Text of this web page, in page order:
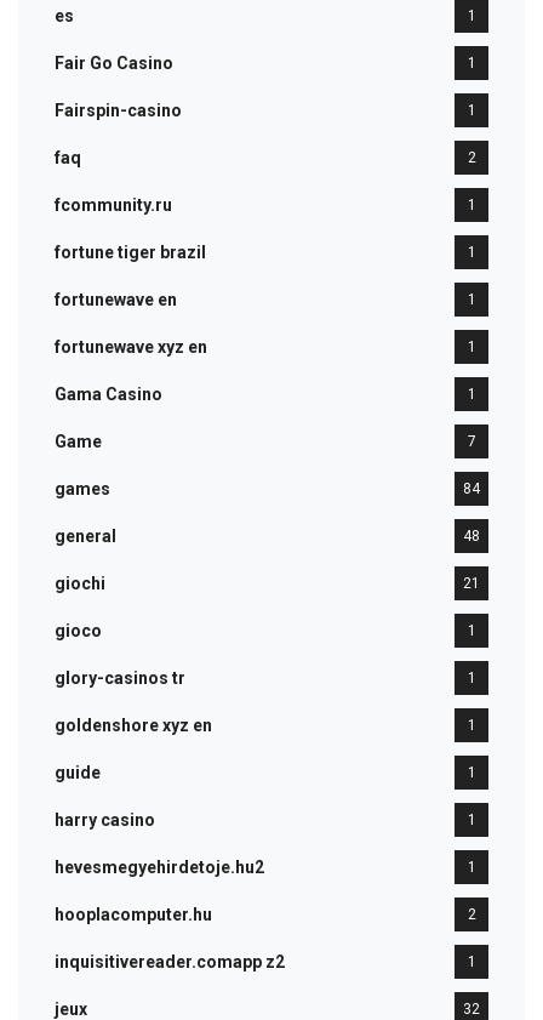
es 1
Fair Go Casino 1
Fairspin-casino 1
faq 2
fcommunity.ru 1
fortune tiger brazil 1
fortunewave en 1
fortunewave xyz en 1
Gama Casino 1
Game 7
games 84
general 48
giochi 21
gioco 1
glory-casinos tr 1
goldenshore xyz en 1
guide 1
harry casino 1
hevesmegyehirdetoje.hu2 1
hooplacomputer.hu 2
inquisitivereader.comapp z2 1
jeux 32